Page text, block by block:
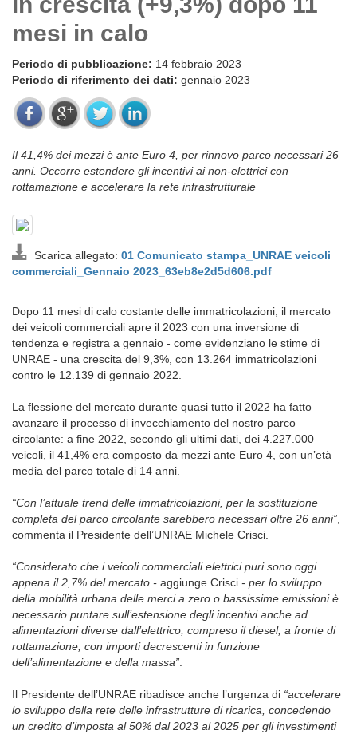
mesi in calo
Periodo di pubblicazione: 14 febbraio 2023
Periodo di riferimento dei dati: gennaio 2023
Il 41,4% dei mezzi è ante Euro 4, per rinnovo parco necessari 26
anni. Occorre estendere gli incentivi ai non-elettrici con
rottamazione e accelerare la rete infrastrutturale
Scarica allegato: 01 Comunicato stampa_UNRAE veicoli
commerciali_Gennaio 2023_63eb8e2d5d606.pdf
Dopo 11 mesi di calo costante delle immatricolazioni, il mercato
dei veicoli commerciali apre il 2023 con una inversione di
tendenza e registra a gennaio - come evidenziano le stime di
UNRAE - una crescita del 9,3%, con 13.264 immatricolazioni
contro le 12.139 di gennaio 2022.
La flessione del mercato durante quasi tutto il 2022 ha fatto
avanzare il processo di invecchiamento del nostro parco
circolante: a fine 2022, secondo gli ultimi dati, dei 4.227.000
veicoli, il 41,4% era composto da mezzi ante Euro 4, con un’età
media del parco totale di 14 anni.
“Con l’attuale trend delle immatricolazioni, per la sostituzione
completa del parco circolante sarebbero necessari oltre 26 anni”
commenta il Presidente dell’UNRAE Michele Crisci.
“Considerato che i veicoli commerciali elettrici puri sono oggi
appena il 2,7% del mercato - aggiunge Crisci - per lo sviluppo
della mobilità urbana delle merci a zero o bassissime emissioni è
necessario puntare sull’estensione degli incentivi anche ad
alimentazioni diverse dall’elettrico, compreso il diesel, a fronte di
rottamazione, con importi decrescenti in funzione
dell’alimentazione e della massa”
Il Presidente dell’UNRAE ribadisce anche l’urgenza di “accelerare
lo sviluppo della rete delle infrastrutture di ricarica, concedendo
un credito d’imposta al 50% dal 2023 al 2025 per gli investimenti